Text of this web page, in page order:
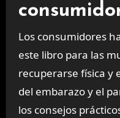
Los consumidores
este libro para las
recuperarse física y
del embarazo y el
los consejos